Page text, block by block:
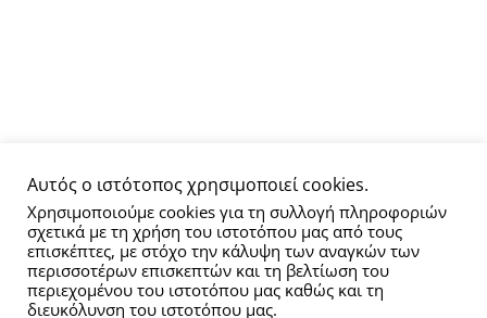
Αυτός ο ιστότοπος χρησιμοποιεί cookies.
Χρησιμοποιούμε cookies για τη συλλογή πληροφοριών
σχετικά με τη χρήση του ιστοτόπου μας από τους
επισκέπτες, με στόχο την κάλυψη των αναγκών των
περισσοτέρων επισκεπτών και τη βελτίωση του
περιεχομένου του ιστοτόπου μας καθώς και τη
διευκόλυνση του ιστοτόπου μας.